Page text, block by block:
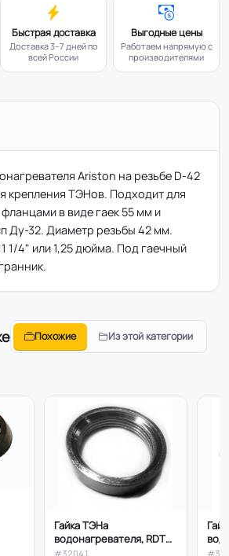
Быстрая доставка
Доставка 3–7 дней по
всей России
Выгодные цены
Работаем напрямую с
производителями
Ariston на резьбе D-42
крепления ТЭНов. Подходит для
в виде гаек 55 мм и
Ду-32. Диаметр резьбы 42 мм.
1/4" или 1,25 дюйма. Под гаечный
Похожие Из этой категории
Гайка ТЭНа
водонагревателя, RDT
(G1 1/4" (32мм),под
#32041
(G1